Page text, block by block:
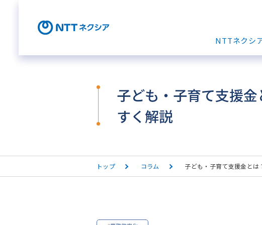
NTTネクシ
子ども・子育て支援
すく解説
トップ コラム 子ども・子育て支援金と